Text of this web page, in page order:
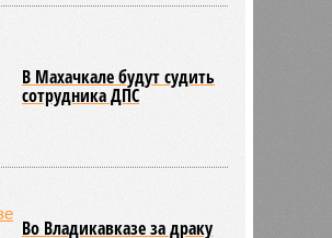
В Махачкале будут судить
сотрудника ДПС
Во Владикавказе за драку